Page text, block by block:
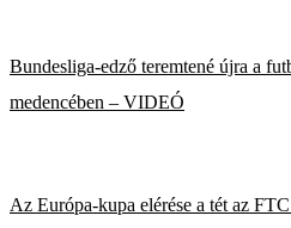
Bundesliga-edző teremtené újra a
medencében – VIDEÓ
Az Európa-kupa elérése a tét az